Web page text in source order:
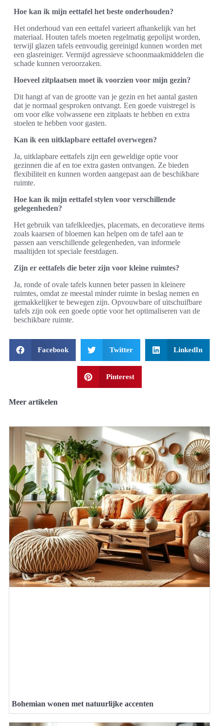
Hoe kan ik mijn eettafel het beste onderhouden?
Het onderhoud van een eettafel varieert afhankelijk van het
materiaal. Houten tafels moeten regelmatig gepolijst worden,
terwijl glazen tafels eenvoudig gereinigd kunnen worden met
een glasreiniger. Vermijd agressieve schoonmaakmiddelen die
schade kunnen veroorzaken.
Hoeveel zitplaatsen moet ik voorzien voor mijn gezin?
Dit hangt af van de grootte van je gezin en het aantal gasten
dat je normaal gesproken ontvangt. Een goede vuistregel is
om voor elke volwassene een zitplaats te hebben en extra
stoelen te hebben voor gasten.
Kan ik een uitklapbare eettafel overwegen?
Ja, uitklapbare eettafels zijn een geweldige optie voor
gezinnen die af en toe extra gasten ontvangen. Ze bieden
flexibiliteit en kunnen worden aangepast aan de beschikbare
ruimte.
Hoe kan ik mijn eettafel stylen voor verschillende
gelegenheden?
Het gebruik van tafelkleedjes, placemats, en decoratieve items
zoals kaarsen of bloemen kan helpen om de tafel aan te
passen aan verschillende gelegenheden, van informele
maaltijden tot speciale feestdagen.
Zijn er eettafels die beter zijn voor kleine ruimtes?
Ja, ronde of ovale tafels kunnen beter passen in kleinere
ruimtes, omdat ze meestal minder ruimte in beslag nemen en
gemakkelijker te bewegen zijn. Opvouwbare of uitschuifbare
tafels zijn ook een goede optie voor het optimaliseren van de
beschikbare ruimte.
Facebook Twitter LinkedIn
Pinterest
Meer artikelen
Bohemian wonen met natuurlijke accenten